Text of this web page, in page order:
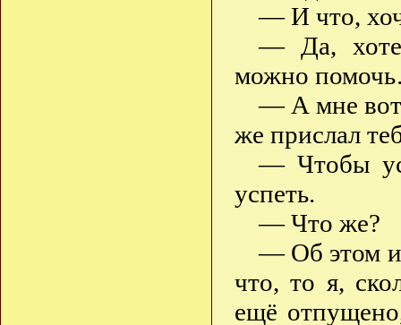
— И что,
— Да,
можно
— А мне
же прислал
— Чтобы
успеть.
— Что же?
— Об этом
что, то я,
ещё